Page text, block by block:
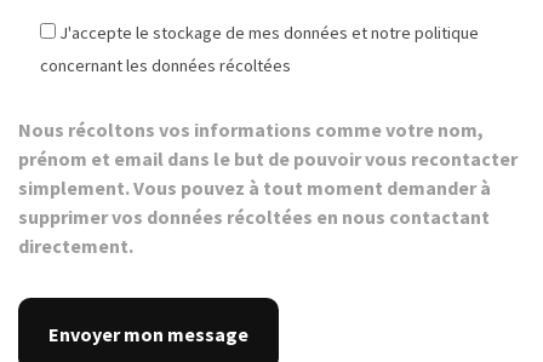
J'accepte le stockage de mes données et notre politique
concernant les données récoltées
Nous récoltons vos informations comme votre nom,
prénom et email dans le but de pouvoir vous recontacter
simplement. Vous pouvez à tout moment demander à
supprimer vos données récoltées en nous contactant
directement.